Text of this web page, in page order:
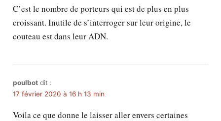
C’est le nombre de porteurs qui est de plus en plus
croissant. Inutile de s’interroger sur leur origine, le
couteau est dans leur ADN.
poulbot dit :
17 février 2020 à 16 h 13 min
Voila ce que donne le laisser aller envers certaines